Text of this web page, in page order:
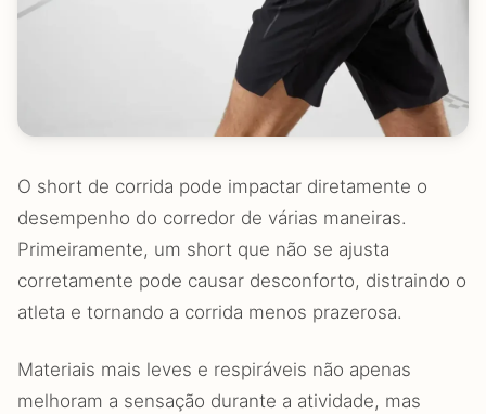
O short de corrida pode impactar diretamente o
desempenho do corredor de várias maneiras.
Primeiramente, um short que não se ajusta
corretamente pode causar desconforto, distraindo o
atleta e tornando a corrida menos prazerosa.
Materiais mais leves e respiráveis não apenas
melhoram a sensação durante a atividade, mas